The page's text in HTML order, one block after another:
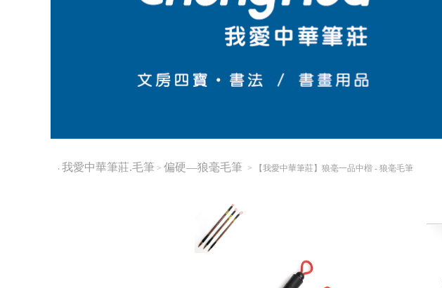
‧ 我愛中華筆莊.毛筆 > 偏硬—狼毫毛筆 > 【我愛中華筆莊】狼毫一品中楷 - 狼毫毛筆